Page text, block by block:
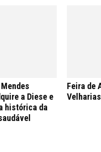
a Diese e
histórica da
Feira de